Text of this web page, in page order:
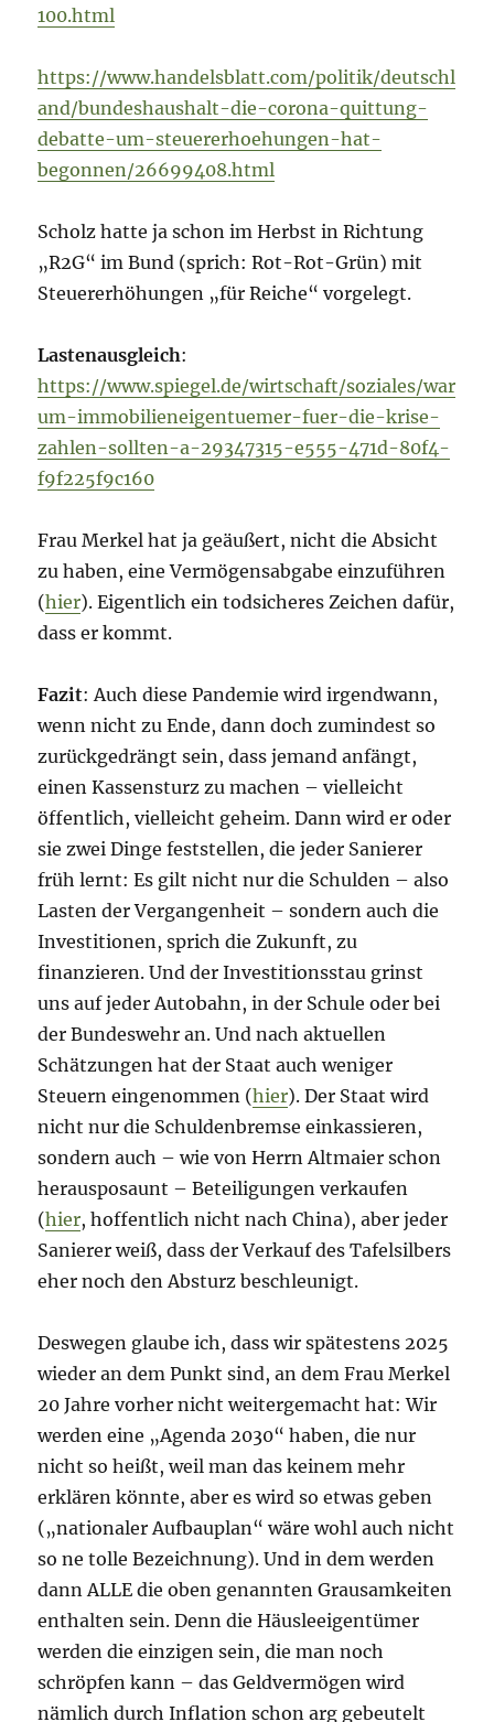
100.html
https://www.handelsblatt.com/politik/deutschl
and/bundeshaushalt-die-corona-quittung-
debatte-um-steuererhoehungen-hat-
begonnen/26699408.html
Scholz hatte ja schon im Herbst in Richtung
„R2G“ im Bund (sprich: Rot-Rot-Grün) mit
Steuererhöhungen „für Reiche“ vorgelegt.
Lastenausgleich:
https://www.spiegel.de/wirtschaft/soziales/war
um-immobilieneigentuemer-fuer-die-krise-
zahlen-sollten-a-29347315-e555-471d-80f4-
f9f225f9c160
Frau Merkel hat ja geäußert, nicht die Absicht
zu haben, eine Vermögensabgabe einzuführen
(hier). Eigentlich ein todsicheres Zeichen dafür,
dass er kommt.
Fazit: Auch diese Pandemie wird irgendwann,
wenn nicht zu Ende, dann doch zumindest so
zurückgedrängt sein, dass jemand anfängt,
einen Kassensturz zu machen – vielleicht
öffentlich, vielleicht geheim. Dann wird er oder
sie zwei Dinge feststellen, die jeder Sanierer
früh lernt: Es gilt nicht nur die Schulden – also
Lasten der Vergangenheit – sondern auch die
Investitionen, sprich die Zukunft, zu
finanzieren. Und der Investitionsstau grinst
uns auf jeder Autobahn, in der Schule oder bei
der Bundeswehr an. Und nach aktuellen
Schätzungen hat der Staat auch weniger
Steuern eingenommen (hier). Der Staat wird
nicht nur die Schuldenbremse einkassieren,
sondern auch – wie von Herrn Altmaier schon
herausposaunt – Beteiligungen verkaufen
(hier, hoffentlich nicht nach China), aber jeder
Sanierer weiß, dass der Verkauf des Tafelsilbers
eher noch den Absturz beschleunigt.
Deswegen glaube ich, dass wir spätestens 2025
wieder an dem Punkt sind, an dem Frau Merkel
20 Jahre vorher nicht weitergemacht hat: Wir
werden eine „Agenda 2030“ haben, die nur
nicht so heißt, weil man das keinem mehr
erklären könnte, aber es wird so etwas geben
(„nationaler Aufbauplan“ wäre wohl auch nicht
so ne tolle Bezeichnung). Und in dem werden
dann ALLE die oben genannten Grausamkeiten
enthalten sein. Denn die Häusleeigentümer
werden die einzigen sein, die man noch
schröpfen kann – das Geldvermögen wird
nämlich durch Inflation schon arg gebeutelt